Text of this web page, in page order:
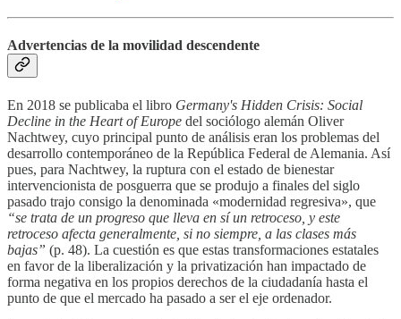
Advertencias de la movilidad descendente
En 2018 se publicaba el libro Germany's Hidden Crisis: Social
Decline in the Heart of Europe del sociólogo alemán Oliver
Nachtwey, cuyo principal punto de análisis eran los problemas del
desarrollo contemporáneo de la República Federal de Alemania. Así
pues, para Nachtwey, la ruptura con el estado de bienestar
intervencionista de posguerra que se produjo a finales del siglo
pasado trajo consigo la denominada «modernidad regresiva», que
“se trata de un progreso que lleva en sí un retroceso, y este
retroceso afecta generalmente, si no siempre, a las clases más
bajas” (p. 48). La cuestión es que estas transformaciones estatales
en favor de la liberalización y la privatización han impactado de
forma negativa en los propios derechos de la ciudadanía hasta el
punto de que el mercado ha pasado a ser el eje ordenador.